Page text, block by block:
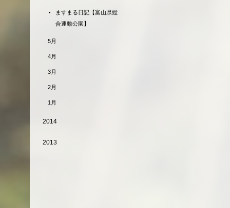
ますまる日記【富山県総
合運動公園】
5月
4月
3月
2月
1月
2014
2013